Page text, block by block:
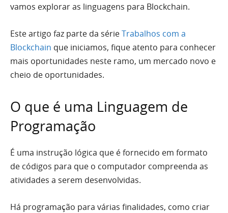
vamos explorar as linguagens para Blockchain.
Este artigo faz parte da sérieTrabalhos com a
Blockchain que iniciamos, fique atento para conhecer
mais oportunidades neste ramo, um mercado novo e
cheio de oportunidades.
O que é uma Linguagem de
Programação
É uma instrução lógica que é fornecido em formato
de códigos para que o computador compreenda as
atividades a serem desenvolvidas.
Há programação para várias finalidades, como criar